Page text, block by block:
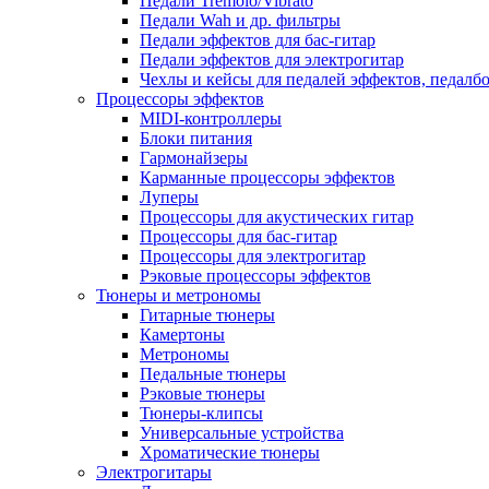
Педали Wah и др. фильтры
Педали эффектов для бас-гитар
Педали эффектов для электрогитар
Чехлы и кейсы для педалей эффектов,
Процессоры эффектов
MIDI-контроллеры
Блоки питания
Гармонайзеры
Карманные процессоры эффектов
Луперы
Процессоры для акустических гитар
Процессоры для бас-гитар
Процессоры для электрогитар
Рэковые процессоры эффектов
Тюнеры и метрономы
Гитарные тюнеры
Камертоны
Метрономы
Педальные тюнеры
Рэковые тюнеры
Тюнеры-клипсы
Универсальные устройства
Хроматические тюнеры
Электрогитары